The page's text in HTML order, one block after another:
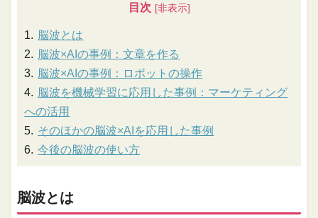
目次
脳波とは
脳波×AIの事例：文章を作る
脳波×AIの事例：ロボットの操作
脳波を機械学習に応用した事例：マーケティング
への活用
そのほかの脳波×AIを応用した事例
今後の脳波の使い方
脳波とは